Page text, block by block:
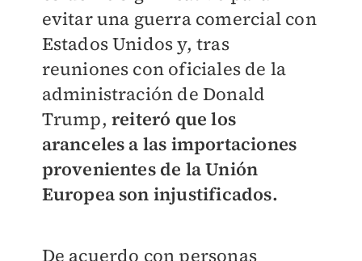
evitar una guerra comercial con
Estados Unidos y, tras
reuniones con oficiales de la
administración de Donald
Trump, reiteró que los
aranceles a las importaciones
provenientes de la Unión
Europea son injustificados.
De acuerdo con personas